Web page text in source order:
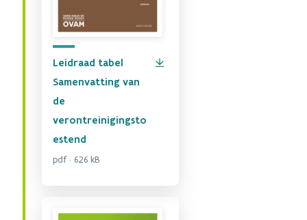
Leidraad tabel
Samenvatting van
de
verontreinigingsto
estend
pdf · 626 kB